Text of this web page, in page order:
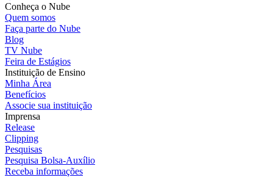
Conheça o Nube
Quem somos
Faça parte do Nube
Blog
TV Nube
Feira de Estágios
Instituição de Ensino
Minha Área
Benefícios
Associe sua instituição
Imprensa
Release
Clipping
Pesquisas
Pesquisa Bolsa-Auxílio
Receba informações